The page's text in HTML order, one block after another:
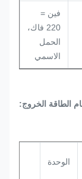
فين =
220 فاك،
الحمل
الاسمي
الوحدة